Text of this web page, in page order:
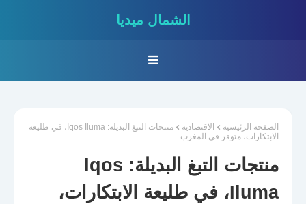
الشمال ميديا
الصفحة الرئيسية الاقتصادية
منتجات التبغ البديلة: Iqos Iluma، في طليعة
الابتكارات، متوفر في المغرب
منتجات التبغ البديلة: Iqos
Iluma، في طليعة الابتكارات،